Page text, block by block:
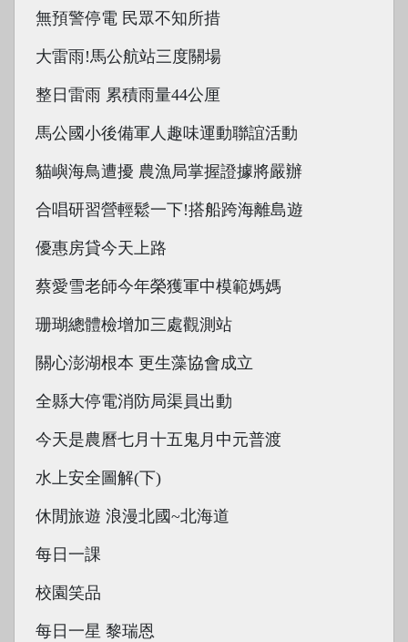
無預警停電 民眾不知所措
大雷雨!馬公航站三度關場
整日雷雨 累積雨量44公厘
馬公國小後備軍人趣味運動聯誼活動
貓嶼海鳥遭擾 農漁局掌握證據將嚴辦
合唱研習營輕鬆一下!搭船跨海離島遊
優惠房貸今天上路
蔡愛雪老師今年榮獲軍中模範媽媽
珊瑚總體檢增加三處觀測站
關心澎湖根本 更生藻協會成立
全縣大停電消防局渠員出動
今天是農曆七月十五鬼月中元普渡
水上安全圖解(下)
休閒旅遊 浪漫北國~北海道
每日一課
校園笑品
每日一星 黎瑞恩